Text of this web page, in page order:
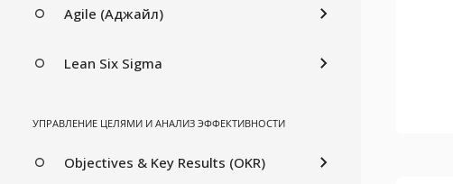
Agile (Аджайл)
Lean Six Sigma
УПРАВЛЕНИЕ ЦЕЛЯМИ И АНАЛИЗ ЭФФЕКТИВНОСТИ
Objectives & Key Results (OKR)